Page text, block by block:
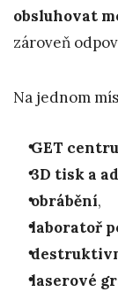
obsluhovat
zároveň
Na jednom
GET
3D tisk a
obrábění,
laboratoř
laserové